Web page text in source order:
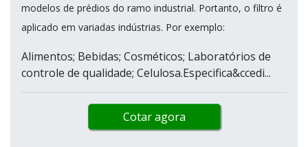
modelos de prédios do ramo industrial. Portanto, o filtro é
aplicado em variadas indústrias. Por exemplo:
Alimentos; Bebidas; Cosméticos; Laboratórios de
controle de qualidade; Celulosa.Especifica&ccedi...
Cotar agora